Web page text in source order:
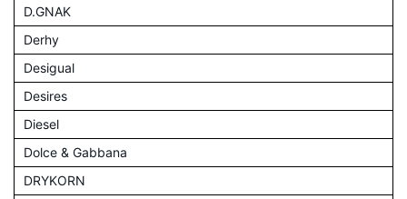
D.GNAK
Derhy
Desigual
Desires
Diesel
Dolce & Gabbana
DRYKORN